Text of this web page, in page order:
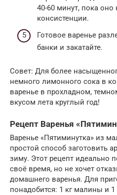
40-60 минут, пока
консистенции.
Готовое варенье
банки и закатайте.
Совет: Для более
немного лимонного сока в
варенье в прохладном,
вкусом лета круглый год!
Рецепт Варенья
Варенье «Пятиминутка» из
простой способ заготовить
зиму. Этот рецепт идеально
своё время, но не хочет
домашнего варенья. Для
понадобится: 1 кг малины и 1